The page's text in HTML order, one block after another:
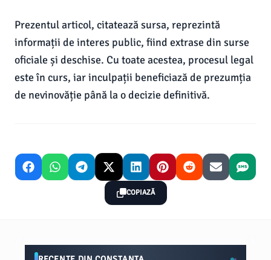
Prezentul articol, citatează sursa, reprezintă
informații de interes public, fiind extrase din surse
oficiale și deschise. Cu toate acestea, procesul legal
este în curs, iar inculpații beneficiază de prezumția
de nevinovăție până la o decizie definitivă.
COPIAZĂ